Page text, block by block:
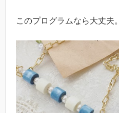
このプログラムなら大丈夫。